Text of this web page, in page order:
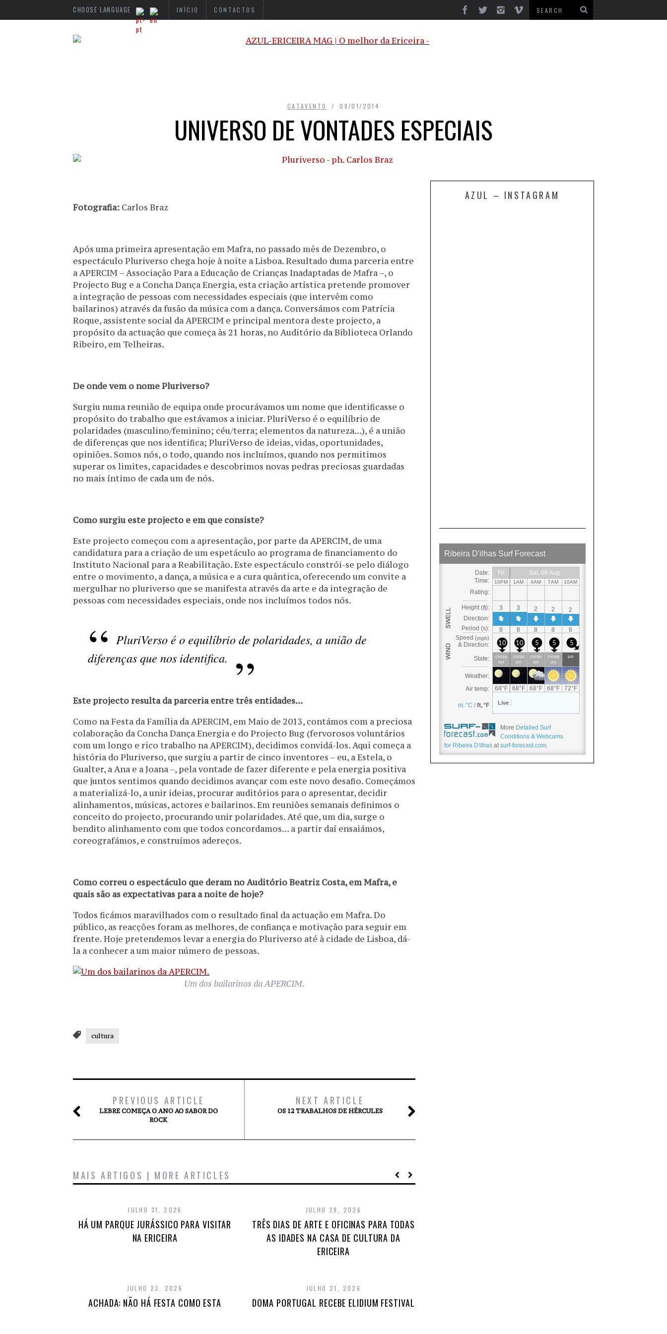
CHOOSE LANGUAGE INÍCIO CONTACTOS
CATAVENTO 08/01/2014
UNIVERSO DE VONTADES ESPECIAIS
Fotografia: Carlos Braz
Após uma primeira apresentação em Mafra, no passado mês de Dezembro, o
espectáculo Pluriverso chega hoje à noite a Lisboa. Resultado duma parceria entre
a APERCIM – Associação Para a Educação de Crianças Inadaptadas de Mafra –, o
Projecto Bug e a Concha Dança Energia, esta criação artística pretende promover
a integração de pessoas com necessidades especiais (que intervêm como
bailarinos) através da fusão da música com a dança. Conversámos com Patrícia
Roque, assistente social da APERCIM e principal mentora deste projecto, a
propósito da actuação que começa às 21 horas, no Auditório da Biblioteca Orlando
Ribeiro, em Telheiras.
De onde vem o nome Pluriverso?
Surgiu numa reunião de equipa onde procurávamos um nome que identificasse o
propósito do trabalho que estávamos a iniciar. PluriVerso é o equilíbrio de
polaridades (masculino/feminino; céu/terra; elementos da natureza…), é a união
de diferenças que nos identifica; PluriVerso de ideias, vidas, oportunidades,
opiniões. Somos nós, o todo, quando nos incluímos, quando nos permitimos
superar os limites, capacidades e descobrimos novas pedras preciosas guardadas
no mais íntimo de cada um de nós.
Como surgiu este projecto e em que consiste?
Este projecto começou com a apresentação, por parte da APERCIM, de uma
candidatura para a criação de um espetáculo ao programa de financiamento do
Instituto Nacional para a Reabilitação. Este espectáculo constrói-se pelo diálogo
entre o movimento, a dança, a música e a cura quântica, oferecendo um convite a
mergulhar no pluriverso que se manifesta através da arte e da integração de
pessoas com necessidades especiais, onde nos incluímos todos nós.
PluriVerso é o equilíbrio de polaridades, a união de
diferenças que nos identifica.
Este projecto resulta da parceria entre três entidades…
Como na Festa da Família da APERCIM, em Maio de 2013, contámos com a preciosa
colaboração da Concha Dança Energia e do Projecto Bug (fervorosos voluntários
com um longo e rico trabalho na APERCIM), decidimos convidá-los. Aqui começa a
história do Pluriverso, que surgiu a partir de cinco inventores – eu, a Estela, o
Gualter, a Ana e a Joana –, pela vontade de fazer diferente e pela energia positiva
que juntos sentimos quando decidimos avançar com este novo desafio. Começámos
a materializá-lo, a unir ideias, procurar auditórios para o apresentar, decidir
alinhamentos, músicas, actores e bailarinos. Em reuniões semanais definimos o
conceito do projecto, procurando unir polaridades. Até que, um dia, surge o
bendito alinhamento com que todos concordamos… a partir daí ensaiámos,
coreografámos, e construímos adereços.
Como correu o espectáculo que deram no Auditório Beatriz Costa, em Mafra, e
quais são as expectativas para a noite de hoje?
Todos ficámos maravilhados com o resultado final da actuação em Mafra. Do
público, as reacções foram as melhores, de confiança e motivação para seguir em
frente. Hoje pretendemos levar a energia do Pluriverso até à cidade de Lisboa, dá-
la a conhecer a um maior número de pessoas.
Um dos bailarinos da APERCIM.
cultura
PREVIOUS ARTICLE
LEBRE COMEÇA O ANO AO SABOR DO
ROCK
NEXT ARTICLE
OS 12 TRABALHOS DE HÉRCULES
MAIS ARTIGOS | MORE ARTICLES
JULHO 31, 2026
HÁ UM PARQUE JURÁSSICO PARA VISITAR
NA ERICEIRA
JULHO 29, 2026
TRÊS DIAS DE ARTE E OFICINAS PARA TODAS
AS IDADES NA CASA DE CULTURA DA
ERICEIRA
JULHO 23, 2026
ACHADA: NÃO HÁ FESTA COMO ESTA
JULHO 21, 2026
DOMA PORTUGAL RECEBE ELIDIUM FESTIVAL
AZUL – INSTAGRAM
More Detailed Surf
Conditions & Webcams
for Ribeira D'ilhas at surf-forecast.com.